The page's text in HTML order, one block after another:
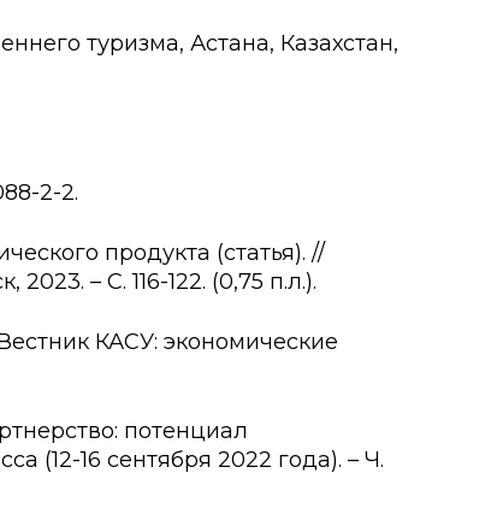
туризма, Астана, Казахстан,
2-2.
продукта (статья). //
– С. 116-122. (0,75 п.л.).
КАСУ: экономические
потенциал
(12-16 сентября 2022 года). – Ч.